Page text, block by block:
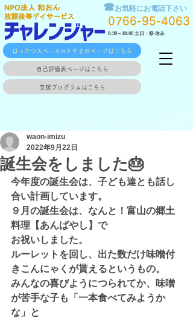
はったつスペースinとやまのページはこちら
☎お気軽にお電話下さい
0766-95-4063
8:30～18:00 土日・祭 休み
自己評価表ページはこちら
支援プログラムはこちら
誕生会をしました🎂
waon-imizu
2022年9月22日
今年度の誕生会は、子ども達とも話し
合い計画しています。
９月の誕生会は、なんと！富山の郷土
料理【あんばやし】で
お祝いしました。
ルーレットを回し、出た数だけ味噌付
きこんにゃくが貰えるというもの。
みんなの喜びようにつられてか、味噌
が苦手な子も「一本食べてみようか
な」と